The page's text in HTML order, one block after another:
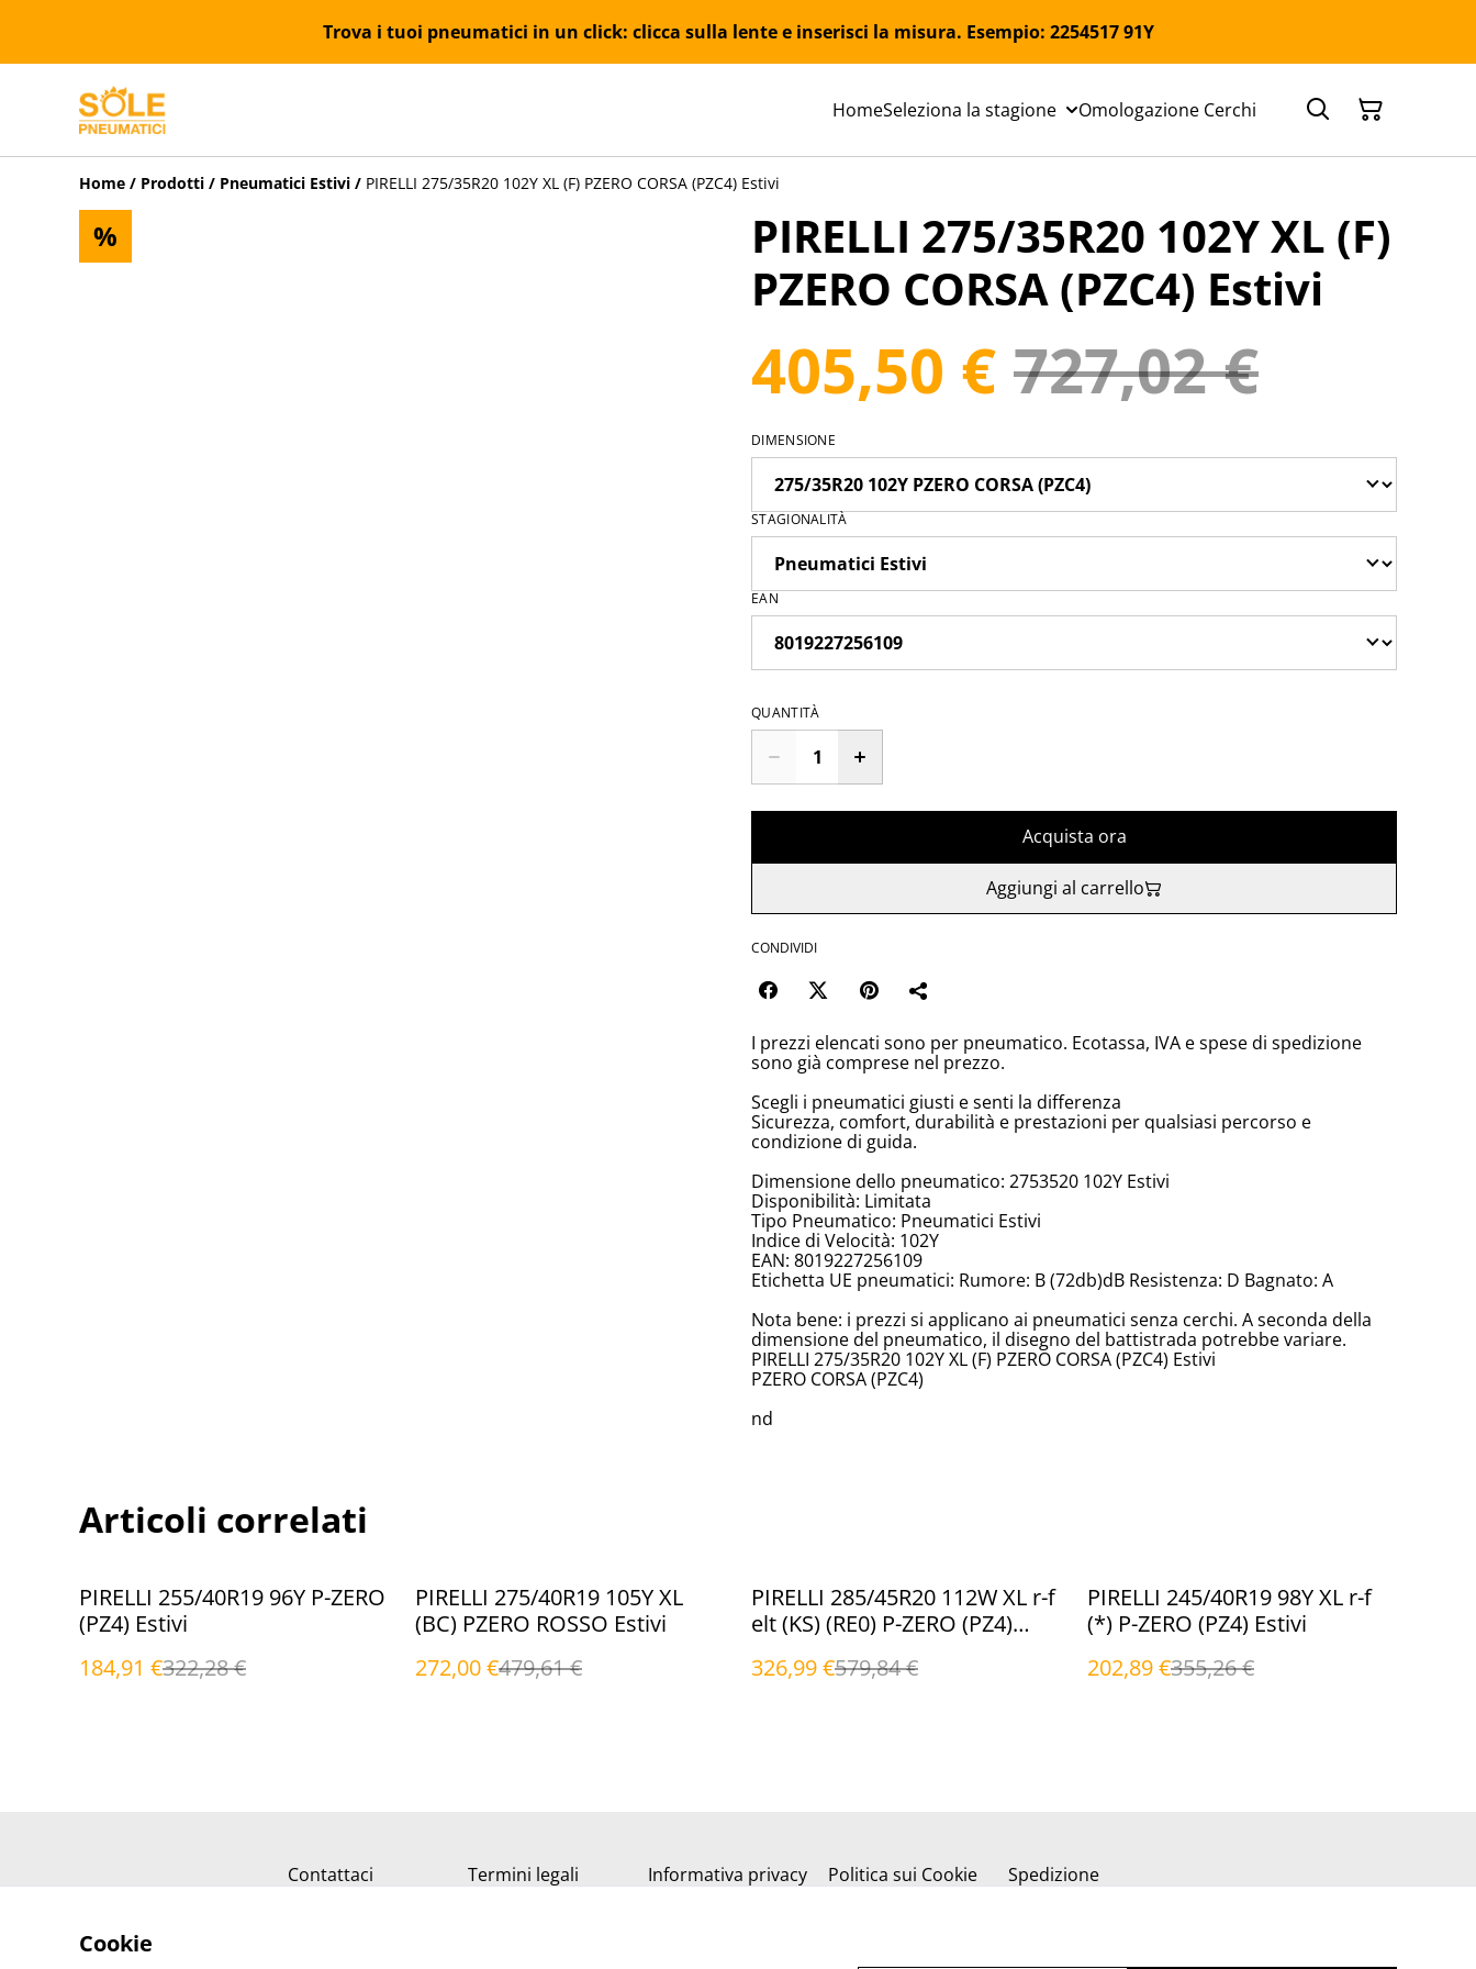
Trova i tuoi pneumatici in un click: clicca sulla lente e inserisci la misura. Esempio: 2254517 91Y
HomeSeleziona la stagione Omologazione Cerchi
Home / Prodotti / Pneumatici Estivi / PIRELLI 275/35R20 102Y XL (F) PZERO CORSA (PZC4) Estivi
%
PIRELLI 275/35R20 102Y XL (F)
PZERO CORSA (PZC4) Estivi
405,50 € 727,02 €
DIMENSIONE
STAGIONALITÀ
EAN
QUANTITÀ
Acquista ora
Aggiungi al carrello
CONDIVIDI
I prezzi elencati sono per pneumatico. Ecotassa, IVA e spese di spedizione
sono già comprese nel prezzo.
Scegli i pneumatici giusti e senti la differenza
Sicurezza, comfort, durabilità e prestazioni per qualsiasi percorso e
condizione di guida.
Dimensione dello pneumatico: 2753520 102Y Estivi
Disponibilità: Limitata
Tipo Pneumatico: Pneumatici Estivi
Indice di Velocità: 102Y
EAN: 8019227256109
Etichetta UE pneumatici: Rumore: B (72db)dB Resistenza: D Bagnato: A
Nota bene: i prezzi si applicano ai pneumatici senza cerchi. A seconda della
dimensione del pneumatico, il disegno del battistrada potrebbe variare.
PIRELLI 275/35R20 102Y XL (F) PZERO CORSA (PZC4) Estivi
PZERO CORSA (PZC4)
nd
Articoli correlati
%
PIRELLI 255/40R19 96Y P-ZERO
(PZ4) Estivi
184,91 €322,28 €
%
PIRELLI 275/40R19 105Y XL
(BC) PZERO ROSSO Estivi
272,00 €479,61 €
%
PIRELLI 285/45R20 112W XL r-f
elt (KS) (RE0) P-ZERO (PZ4)
326,99 €579,84 €
%
PIRELLI 245/40R19 98Y XL r-f
(*) P-ZERO (PZ4) Estivi
202,89 €355,26 €
Contattaci Termini legali Informativa privacy Politica sui Cookie Spedizione
Cookie